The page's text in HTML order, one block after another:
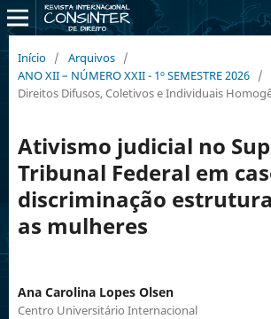
Início / Arquivos /
ANO XII – NÚMERO XXII - 1º SEMESTRE 2026 /
Direitos Difusos, Coletivos e Individuais
Ativismo judicial no
Tribunal Federal em
discriminação
as mulheres
Ana Carolina Lopes Olsen
Centro Universitário Internacional